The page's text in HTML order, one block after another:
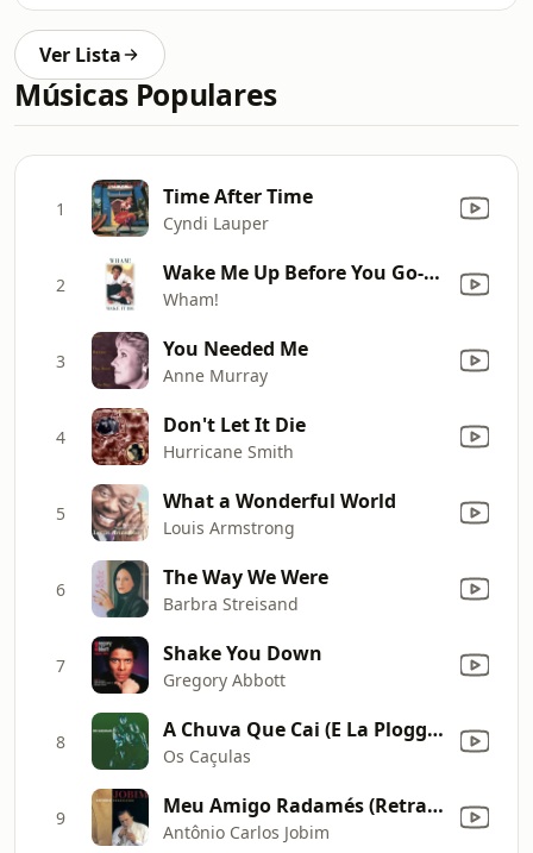
Ver Lista
Músicas Populares
1 Time After Time
Cyndi Lauper
2 Wake Me Up Before You Go-Go
Wham!
3 You Needed Me
Anne Murray
4 Don't Let It Die
Hurricane Smith
5 What a Wonderful World
Louis Armstrong
6 The Way We Were
Barbra Streisand
7 Shake You Down
Gregory Abbott
8 A Chuva Que Cai (E La Ploggia Che Va)
Os Caçulas
9 Meu Amigo Radamés (Retrato No. 1)
Antônio Carlos Jobim